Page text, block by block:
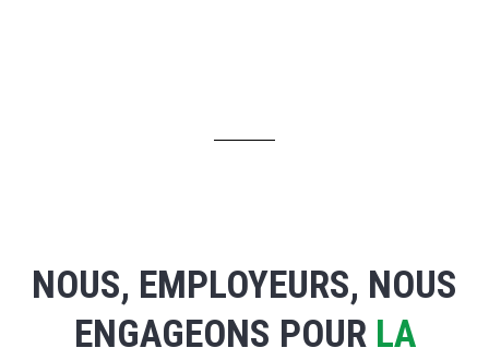
NOUS, EMPLOYEURS, NOUS
ENGAGEONS POUR LA